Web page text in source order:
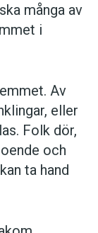
många av
i
Av
eller
Folk dör,
och
ta hand